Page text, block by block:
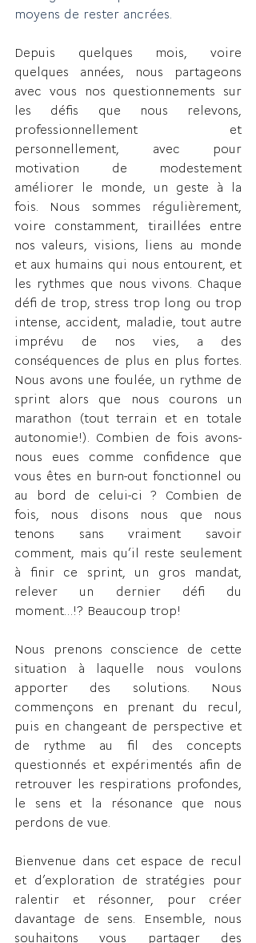
moyens de rester ancrées.
Depuis quelques mois, voire
quelques années, nous partageons
avec vous nos questionnements sur
les défis que nous relevons,
professionnellement et
personnellement, avec pour
motivation de modestement
améliorer le monde, un geste à la
fois. Nous sommes régulièrement,
voire constamment, tiraillées entre
nos valeurs, visions, liens au monde
et aux humains qui nous entourent, et
les rythmes que nous vivons. Chaque
défi de trop, stress trop long ou trop
intense, accident, maladie, tout autre
imprévu de nos vies, a des
conséquences de plus en plus fortes.
Nous avons une foulée, un rythme de
sprint alors que nous courons un
marathon (tout terrain et en totale
autonomie!). Combien de fois avons-
nous eues comme confidence que
vous êtes en burn-out fonctionnel ou
au bord de celui-ci ? Combien de
fois, nous disons nous que nous
tenons sans vraiment savoir
comment, mais qu’il reste seulement
à finir ce sprint, un gros mandat,
relever un dernier défi du
moment…!? Beaucoup trop!
Nous prenons conscience de cette
situation à laquelle nous voulons
apporter des solutions. Nous
commençons en prenant du recul,
puis en changeant de perspective et
de rythme au fil des concepts
questionnés et expérimentés afin de
retrouver les respirations profondes,
le sens et la résonance que nous
perdons de vue.
Bienvenue dans cet espace de recul
et d’exploration de stratégies pour
ralentir et résonner, pour créer
davantage de sens. Ensemble, nous
souhaitons vous partager des